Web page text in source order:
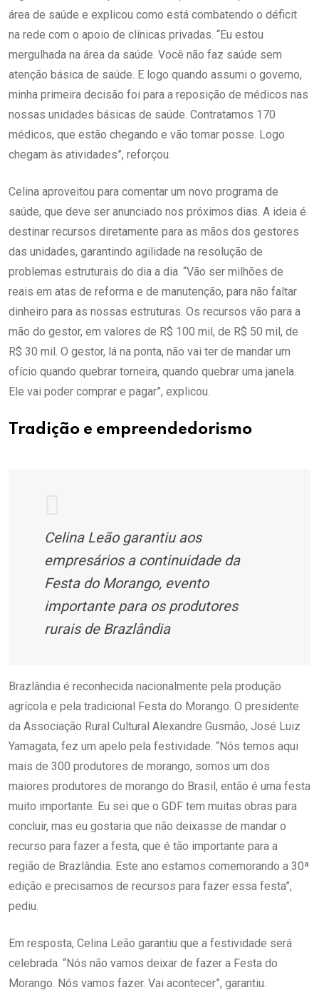
área de saúde e explicou como está combatendo o déficit
na rede com o apoio de clínicas privadas. “Eu estou
mergulhada na área da saúde. Você não faz saúde sem
atenção básica de saúde. E logo quando assumi o governo,
minha primeira decisão foi para a reposição de médicos nas
nossas unidades básicas de saúde. Contratamos 170
médicos, que estão chegando e vão tomar posse. Logo
chegam às atividades”, reforçou.
Celina aproveitou para comentar um novo programa de
saúde, que deve ser anunciado nos próximos dias. A ideia é
destinar recursos diretamente para as mãos dos gestores
das unidades, garantindo agilidade na resolução de
problemas estruturais do dia a dia. “Vão ser milhões de
reais em atas de reforma e de manutenção, para não faltar
dinheiro para as nossas estruturas. Os recursos vão para a
mão do gestor, em valores de R$ 100 mil, de R$ 50 mil, de
R$ 30 mil. O gestor, lá na ponta, não vai ter de mandar um
ofício quando quebrar torneira, quando quebrar uma janela.
Ele vai poder comprar e pagar”, explicou.
Tradição e empreendedorismo
Celina Leão garantiu aos
empresários a continuidade da
Festa do Morango, evento
importante para os produtores
rurais de Brazlândia
Brazlândia é reconhecida nacionalmente pela produção
agrícola e pela tradicional Festa do Morango. O presidente
da Associação Rural Cultural Alexandre Gusmão, José Luiz
Yamagata, fez um apelo pela festividade. “Nós temos aqui
mais de 300 produtores de morango, somos um dos
maiores produtores de morango do Brasil, então é uma festa
muito importante. Eu sei que o GDF tem muitas obras para
concluir, mas eu gostaria que não deixasse de mandar o
recurso para fazer a festa, que é tão importante para a
região de Brazlândia. Este ano estamos comemorando a 30ª
edição e precisamos de recursos para fazer essa festa”,
pediu.
Em resposta, Celina Leão garantiu que a festividade será
celebrada. “Nós não vamos deixar de fazer a Festa do
Morango. Nós vamos fazer. Vai acontecer”, garantiu.